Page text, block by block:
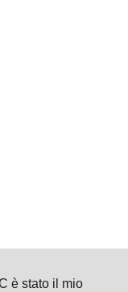
è stato il mio